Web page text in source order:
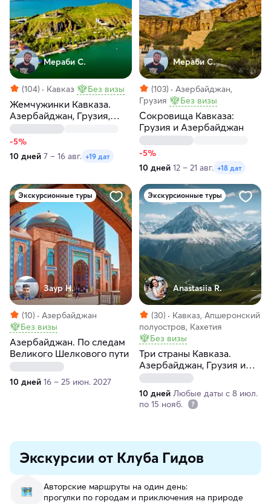
Мераби С.
(104) Кавказ Без визы
Жемчужинки Кавказа.
Азербайджан, Грузия,
Армения
-5%
10 дней 7 – 16 авг. +19 дат
Мераби С.
(103)
Азербайджан,
Грузия
Без визы
Сокровища Кавказа:
Грузия и Азербайджан
-5%
10 дней 12 – 21 авг. +18 дат
Экскурсионные туры
Заур Н.
(10)
Азербайджан
Без визы
Азербайджан. По следам
Великого Шелкового пути
10 дней 16 – 25 июн. 2027
Экскурсионные туры
Anastasiia R.
(30)
Кавказ, Апшеронский
полуостров, Кахетия
Без визы
Три страны Кавказа.
Азербайджан, Грузия и
Армения
10 дней Любые даты с 8 июл.
по 15 нояб.
Экскурсии от Клуба Гидов
Авторские маршруты на один день:
прогулки по городам и приключения на природе